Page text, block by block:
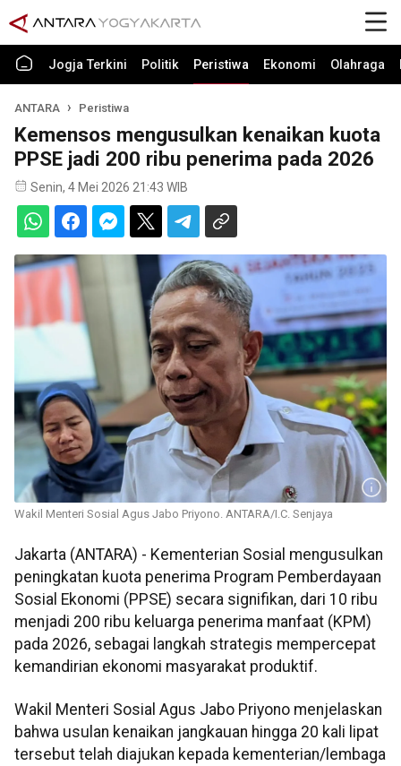
Jogja Terkini Politik Peristiwa Ekonomi Olahraga
ANTARA Peristiwa
Kemensos mengusulkan kenaikan kuota
PPSE jadi 200 ribu penerima pada 2026
Senin, 4 Mei 2026 21:43 WIB
Wakil Menteri Sosial Agus Jabo Priyono. ANTARA/I.C. Senjaya
Jakarta (ANTARA) - Kementerian Sosial mengusulkan
peningkatan kuota penerima Program Pemberdayaan
Sosial Ekonomi (PPSE) secara signifikan, dari 10 ribu
menjadi 200 ribu keluarga penerima manfaat (KPM)
pada 2026, sebagai langkah strategis mempercepat
kemandirian ekonomi masyarakat produktif.
Wakil Menteri Sosial Agus Jabo Priyono menjelaskan
bahwa usulan kenaikan jangkauan hingga 20 kali lipat
tersebut telah diajukan kepada kementerian/lembaga